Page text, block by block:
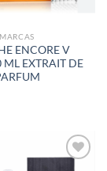
MARCAS
ENCORE V
ML EXTRAIT DE